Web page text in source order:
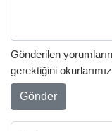
Gönderilen
gerektiğini
Gönder